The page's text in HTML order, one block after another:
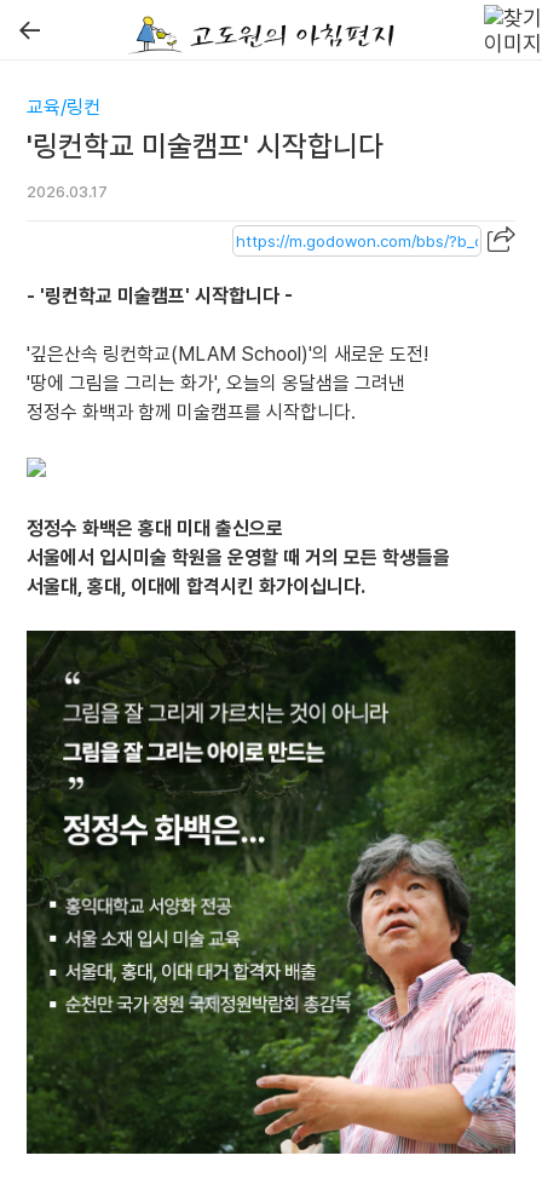
←
교육/링컨
'링컨학교 미술캠프' 시작합니다
2026.03.17
- '링컨학교 미술캠프' 시작합니다 -
'깊은산속 링컨학교(MLAM School)'의 새로운 도전!
'땅에 그림을 그리는 화가', 오늘의 옹달샘을 그려낸
정정수 화백과 함께 미술캠프를 시작합니다.
정정수 화백은 홍대 미대 출신으로
서울에서 입시미술 학원을 운영할 때 거의 모든 학생들을
서울대, 홍대, 이대에 합격시킨 화가이십니다.